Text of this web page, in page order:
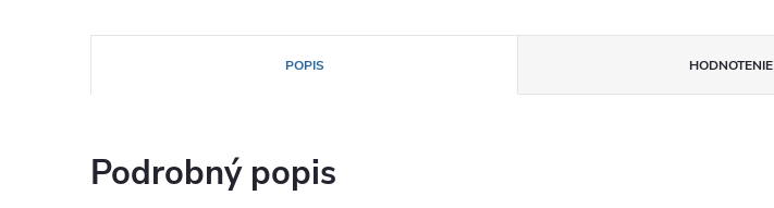
POPIS HODNOTENIE
Podrobný popis